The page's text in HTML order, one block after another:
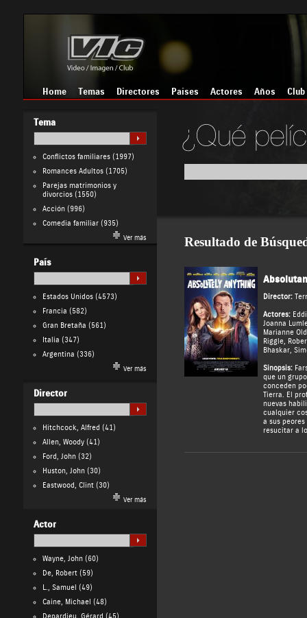
Home Temas Directores Países Actores Años Club
Tema
Conflictos familiares(1997)
Romances Adultos(1705)
Parejas matrimonios y
divorcios(1550)
Acción(996)
Comedia familiar(935)
Ver más
País
Estados Unidos(4573)
Francia (582)
Gran Bretaña (561)
Italia (347)
Argentina (336)
Ver más
Director
Hitchcock, Alfred (41)
Allen, Woody(41)
Ford, John(32)
Huston, John(30)
Eastwood, Clint(30)
Ver más
Actor
Wayne, John(60)
De, Robert(59)
L., Samuel (49)
Caine, Michael (48)
Depardieu, Gérard (45)
Resultado de
Director:
Actores:
Joanna
Marianne
Riggle,
Bhaskar,
Sinopsis:
que un
conceden
Tierra. El
nuevas
cualquier
a sus
resucitar a